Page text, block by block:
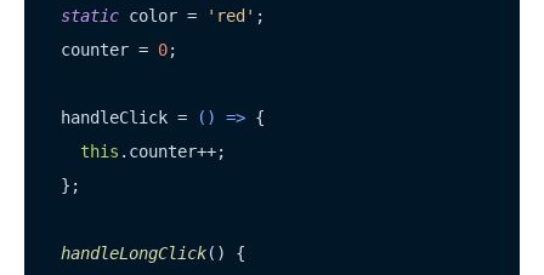
static color = 'red' ;
  counter =
0;
  handleClick =
() => {
this . counter++;
  };
handleLongClick( ) {